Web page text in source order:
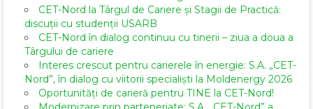
CET-Nord la Târgul de Cariere și Stagii de Practică:
discuții cu studenții USARB
CET-Nord în dialog continuu cu tinerii – ziua a doua a
Târgului de cariere
Interes crescut pentru carierele în energie: S.A. „CET-
Nord”, în dialog cu viitorii specialiști la Moldenergy 2026
Oportunități de carieră pentru TINE la CET-Nord!